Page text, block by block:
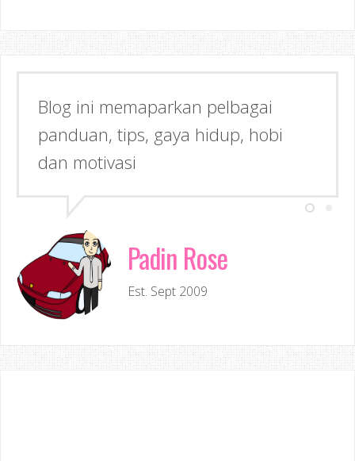
Semoga dapat memberi Manfaat &
Inspirasi kepada anda!
Padin Rose
Est. Sept 2009